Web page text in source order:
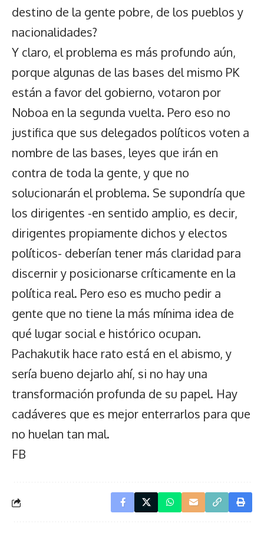
destino de la gente pobre, de los pueblos y
nacionalidades?
Y claro, el problema es más profundo aún,
porque algunas de las bases del mismo PK
están a favor del gobierno, votaron por
Noboa en la segunda vuelta. Pero eso no
justifica que sus delegados políticos voten a
nombre de las bases, leyes que irán en
contra de toda la gente, y que no
solucionarán el problema. Se supondría que
los dirigentes -en sentido amplio, es decir,
dirigentes propiamente dichos y electos
políticos- deberían tener más claridad para
discernir y posicionarse críticamente en la
política real. Pero eso es mucho pedir a
gente que no tiene la más mínima idea de
qué lugar social e histórico ocupan.
Pachakutik hace rato está en el abismo, y
sería bueno dejarlo ahí, si no hay una
transformación profunda de su papel. Hay
cadáveres que es mejor enterrarlos para que
no huelan tan mal.
FB